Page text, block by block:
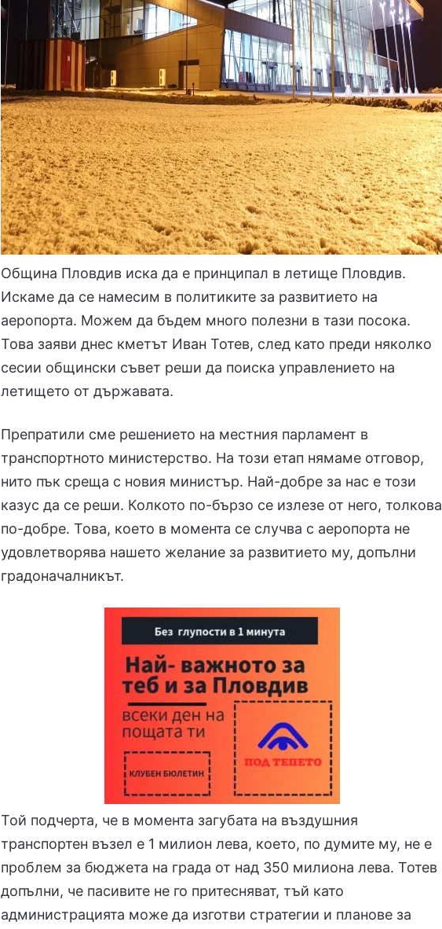
Община Пловдив иска да е принципал в летище Пловдив.
Искаме да се намесим в политиките за развитието на
аеропорта. Можем да бъдем много полезни в тази посока.
Това заяви днес кметът Иван Тотев, след като преди няколко
сесии общински съвет реши да поиска управлението на
летището от държавата.
Препратили сме решението на местния парламент в
транспортното министерство. На този етап нямаме отговор,
нито пък среща с новия министър. Най-добре за нас е този
казус да се реши. Колкото по-бързо се излезе от него, толкова
по-добре. Това, което в момента се случва с аеропорта не
удовлетворява нашето желание за развитието му, допълни
градоначалникът.
Той подчерта, че в момента загубата на въздушния
транспортен възел е 1 милион лева, което, по думите му, не е
проблем за бюджета на града от над 350 милиона лева. Тотев
допълни, че пасивите не го притесняват, тъй като
администрацията може да изготви стратегии и планове за